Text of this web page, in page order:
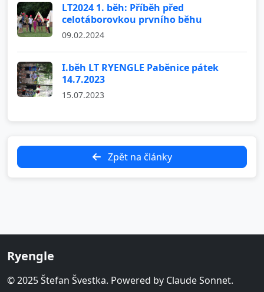
LT2024 1. běh: Příběh před
celotáborovkou prvního běhu
09.02.2024
I.běh LT RYENGLE Paběnice pátek
14.7.2023
15.07.2023
Zpět na články
Ryengle
© 2025 Štefan Švestka. Powered by Claude Sonnet.